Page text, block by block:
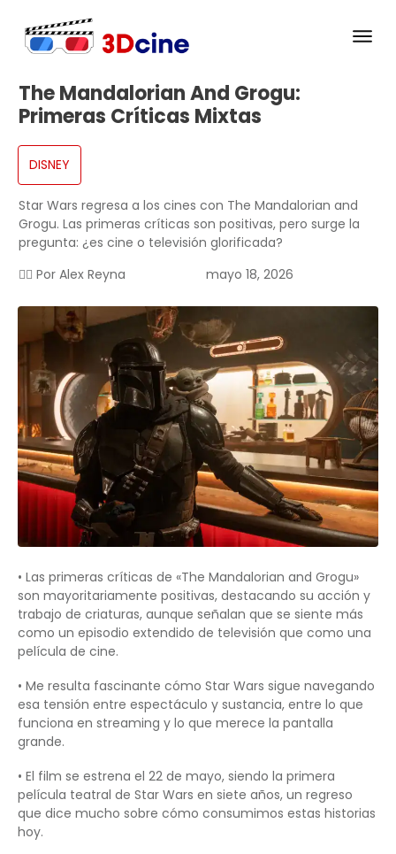
The Mandalorian And Grogu:
Primeras Críticas Mixtas
DISNEY
Star Wars regresa a los cines con The Mandalorian and
Grogu. Las primeras críticas son positivas, pero surge la
pregunta: ¿es cine o televisión glorificada?
✍🏻 Por Alex Reyna mayo 18, 2026
• Las primeras críticas de «The Mandalorian and Grogu»
son mayoritariamente positivas, destacando su acción y
trabajo de criaturas, aunque señalan que se siente más
como un episodio extendido de televisión que como una
película de cine.
• Me resulta fascinante cómo Star Wars sigue navegando
esa tensión entre espectáculo y sustancia, entre lo que
funciona en streaming y lo que merece la pantalla
grande.
• El film se estrena el 22 de mayo, siendo la primera
película teatral de Star Wars en siete años, un regreso
que dice mucho sobre cómo consumimos estas historias
hoy.